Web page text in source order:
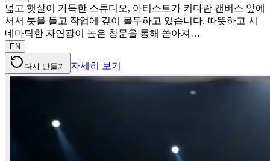
넓고 햇살이 가득한 스튜디오, 아티스트가 커다란 캔버스 앞에
서서 붓을 들고 작업에 깊이 몰두하고 있습니다. 따뜻하고 시
네마틱한 자연광이 높은 창문을 통해 쏟아져…
EN
다시 만들기 자세히 보기